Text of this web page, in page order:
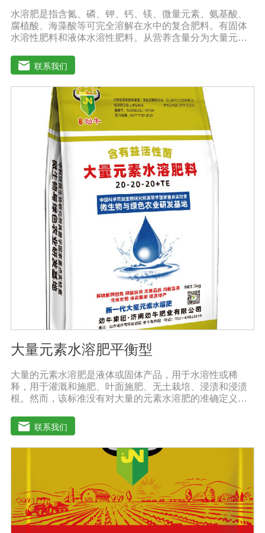
水溶肥是指含氮、磷、钾、钙、镁、微量元素、氨基酸、
腐植酸、海藻酸等可完全溶解在水中的复合肥料。有固体
水溶性肥料和液体水溶性肥料。从营养含量分为大量元素
含氨基酸水溶性肥料、含腐植酸水溶性肥料、有机水溶性
肥料等。水溶肥与传统的过磷酸钙肥等品种相比，水溶性
肥料具有明显的优势。它是一种水溶性好、无残渣的速效
肥料，能完全溶于水，能直接被作物的根和叶吸收利用。
水溶肥作为一种快速肥料，其营养元素相对全面，根据不
同作物的肥料特点，相应的肥料配方不同，市场销售蔬
菜、果树、花卉、食品、棉花、油等作物专用水溶性肥
料。使用技巧：1．避免直接冲施，要采取二次稀释法。由
于水溶性肥料有别于一般的复合肥料，所以农民就不能够
按常规施肥方法，造成施肥不均匀，出现烧苗伤根，苗小
苗弱等现象，二次稀释保证冲肥均匀，提高肥料利用率。
2．严格控制施肥量。水溶肥比一般复合肥养分含量高，用
量相对较少。由于其速效性强，难以在土壤中长期存留，
所以要严格控制施肥量，避免肥料流失即降低施肥的经济
效益，达不到高产优质高效的目的。3．尽量单用或与非碱
性的农药混用。比如在蔬菜出现缺素症或根系生长不良
时，不少农民多采用喷施水溶肥的方法加以缓解。在此提
醒农民朋友，水溶肥要尽量单独施用或与非碱性的农药混
用，以免金属离子起反应产生沉淀，造成叶片肥害或药
联系我们
大量元素水溶肥平衡型
大量的元素水溶肥是液体或固体产品，用于水溶性或稀
释，用于灌溉和施肥、叶面施肥、无土栽培、浸渍和浸渍
根。然而，该标准没有对大量的元素水溶肥的准确定义。
合肥料。大量的元素水溶肥的特点是作物喷洒后通过树枝
和树叶迅速渗透到体内，提高作物运输营养物质的能力，
增加果叶营养物质，增强细胞活力和代谢能力。1.促进发
芽，加速茶树、果树、蔬菜等作物的生长，增加花蕾，促
类、甘蔗、桑树、树苗、果苗和攀缘作物生长得更快。2.
绿叶增强枝条，保护花朵和果实。使用后，叶子呈嫩绿
色，叶子又厚又亮。果树、瓜类、豆类等作物在开花前后
喷洒，也可防止谢花落果。具有显著的保花保果作用，也
是大量元素水溶性肥料的主要作用之一。3.果实大、颗粒
联系我们